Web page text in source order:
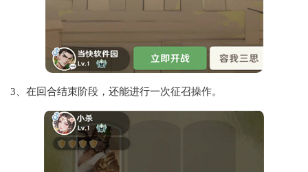
3、在回合结束阶段，还能进行一次征召操作。